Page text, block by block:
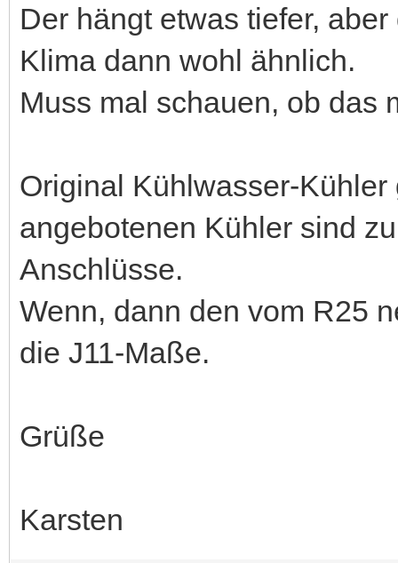
Der hängt etwas tiefer,
Klima dann wohl ähnlich.
Muss mal schauen, ob das
Original Kühlwasser-
angebotenen Kühler sind
Anschlüsse.
Wenn, dann den vom R25
die J11-Maße.
Grüße
Karsten